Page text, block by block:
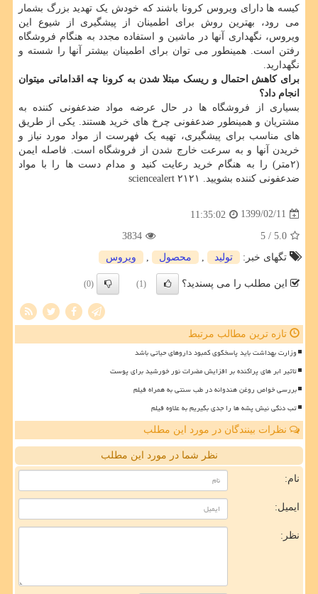
کیسه ها دارای ویروس کرونا باشند که خودش یک تهدید بزرگ بشمار
می رود، بهترین روش برای اطمینان از پیشگیری از شیوع این
ویروس، نگهداری آنها در ماشین و استفاده مجدد به هنگام فروشگاه
رفتن است. همینطور می توان برای اطمینان بیشتر آنها را شسته و
نگهدارید.
برای کاهش احتمال و ریسک مبتلا شدن به کرونا چه اقداماتی میتوان
انجام داد؟
بسیاری از فروشگاه ها در حال عرضه مواد ضدعفونی کننده به
مشتریان و همینطور ضدعفونی چرخ های خرید هستند. یکی از طریق
های مناسب برای پیشگیری، تهیه یک فهرست از مواد مورد نیاز و
خریدن آنها و به سرعت خارج شدن از فروشگاه است. فاصله ایمن
(۲متر) را به هنگام خرید رعایت کنید و مدام دست ها را با مواد
ضدعفونی کننده بشویید. sciencealert ۲۱۲۱
1399/02/11
11:35:02
5.0
/ 5
3834
تگهای خبر:
تولید محصول ویروس
این مطلب را می پسندید؟ (1)
(0)
تازه ترین مطالب مرتبط
وزارت بهداشت باید پاسخگوی کمبود داروهای حیاتی باشد
تاثیر ابر های پراکنده بر افزایش مضرات نور خورشید برای پوست
بررسی خواص روغن هندوانه در طب سنتی به همراه فیلم
تب دنگی نیش پشه ها را جدی بگیریم به علاوه فیلم
نظرات بینندگان در مورد این مطلب
نظر شما در مورد این مطلب
نام:
ایمیل:
نظر: